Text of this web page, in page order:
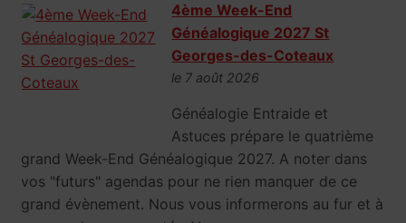
4ème Week-End
Généalogique 2027 St
Georges-des-Coteaux
le 7 août 2026
Généalogie Entraide et
Astuces prépare le quatrième
grand Week-End Généalogique 2027. A noter dans
vos "futurs" agendas pour ne rien manquer de ce
grand évènement. Nous vous informerons au fur et à